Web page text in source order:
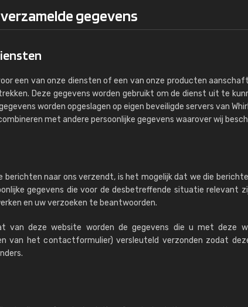
gegevens
een van onze diensten of een van onze producten
Deze gegevens worden gebruikt om de dienst uit te
worden opgeslagen op eigen beveiligde servers van
met andere persoonlijke gegevens waarover wij
berichten naar ons verzendt, is het mogelijk dat we die
gegevens die voor de desbetreffende situatie relevant
en uw verzoeken te beantwoorden.
van deze website worden de gegevens die u met deze
van het contactformulier) versleuteld verzonden zodat
"Super snelle service en